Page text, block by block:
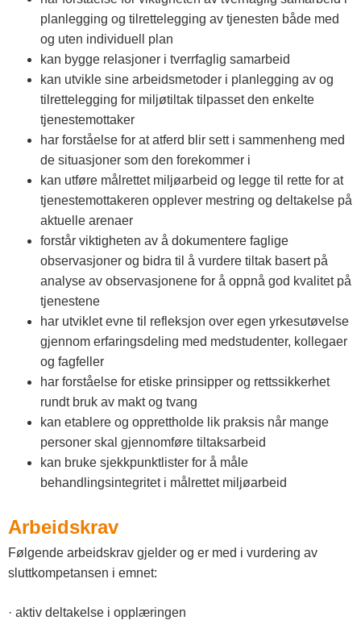
planlegging og tilrettelegging av tjenesten både med
og uten individuell plan
kan bygge relasjoner i tverrfaglig samarbeid
kan utvikle sine arbeidsmetoder i planlegging av og
tilrettelegging for miljøtiltak tilpasset den enkelte
tjenestemottaker
har forståelse for at atferd blir sett i sammenheng med
de situasjoner som den forekommer i
kan utføre målrettet miljøarbeid og legge til rette for at
tjenestemottakeren opplever mestring og deltakelse på
aktuelle arenaer
forstår viktigheten av å dokumentere faglige
observasjoner og bidra til å vurdere tiltak basert på
analyse av observasjonene for å oppnå god kvalitet på
tjenestene
har utviklet evne til refleksjon over egen yrkesutøvelse
gjennom erfaringsdeling med medstudenter, kollegaer
og fagfeller
har forståelse for etiske prinsipper og rettssikkerhet
rundt bruk av makt og tvang
kan etablere og opprettholde lik praksis når mange
personer skal gjennomføre tiltaksarbeid
kan bruke sjekkpunktlister for å måle
behandlingsintegritet i målrettet miljøarbeid
Arbeidskrav
Følgende arbeidskrav gjelder og er med i vurdering av
sluttkompetansen i emnet:
· aktiv deltakelse i opplæringen